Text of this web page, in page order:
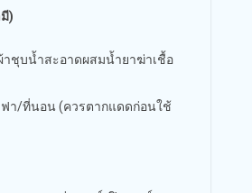
)
าชุบน้ำสะอาดผสมน้ำยาฆ่าเชื้อ
า/ที่นอน (ควรตากแดดก่อนใช้